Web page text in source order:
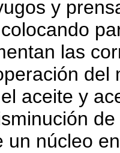
y
las
del
aceite y
un núcleo